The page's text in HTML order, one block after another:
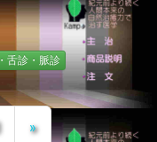
舌診・脈診
»